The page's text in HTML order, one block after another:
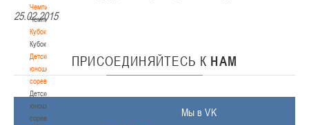
Чемпионат
Чемпионат
Кубок
Кубок
Детско-
юношеские
соревнования
Детско-
юношеские
соревнования
25.02.2015
ПРИСОЕДИНЯЙТЕСЬ К НАМ
Мы в VK